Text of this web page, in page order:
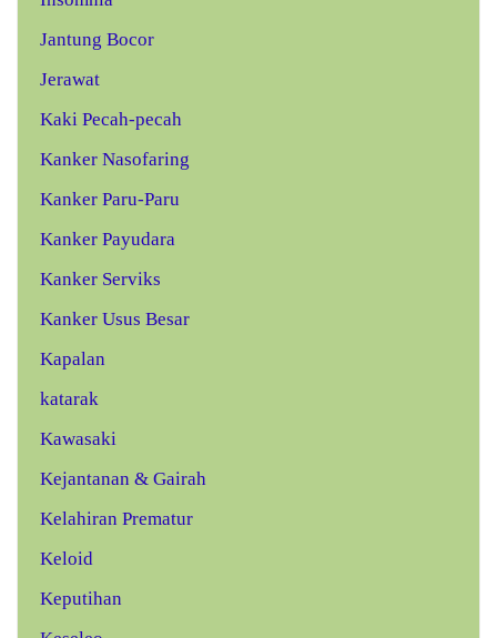
Jantung Bocor
Jerawat
Kaki Pecah-pecah
Kanker Nasofaring
Kanker Paru-Paru
Kanker Payudara
Kanker Serviks
Kanker Usus Besar
Kapalan
katarak
Kawasaki
Kejantanan & Gairah
Kelahiran Prematur
Keloid
Keputihan